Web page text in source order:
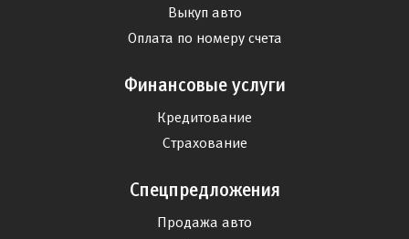
Выкуп авто
Оплата по номеру счета
Финансовые услуги
Кредитование
Страхование
Спецпредложения
Продажа авто